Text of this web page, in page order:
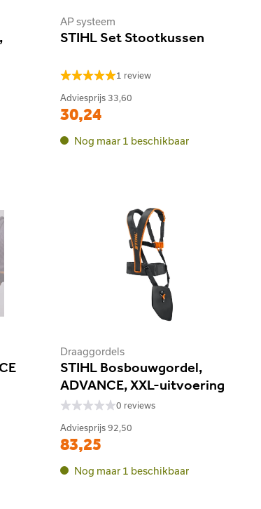
AP systeem
STIHL Set Stootkussen
1 review
Adviesprijs 33,60
30,24
Nog maar 1 beschikbaar
Draaggordels
STIHL Bosbouwgordel,
ADVANCE, XXL-uitvoering
0 reviews
Adviesprijs 92,50
83,25
Nog maar 1 beschikbaar